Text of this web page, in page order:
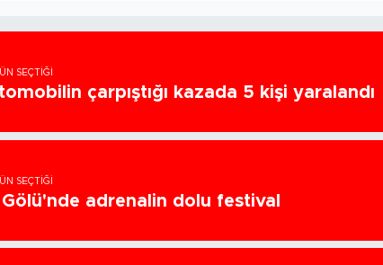
SEÇTIĞI
çarpıştığı kazada 5 kişi yaralandı
SEÇTIĞI
adrenalin dolu festival